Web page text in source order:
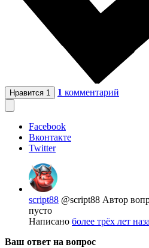
Нравится 1 1 комментарий
Facebook
Вконтакте
Twitter
script88 @script88 Автор
пусто
Написано более трёх лет
Ваш ответ на вопрос